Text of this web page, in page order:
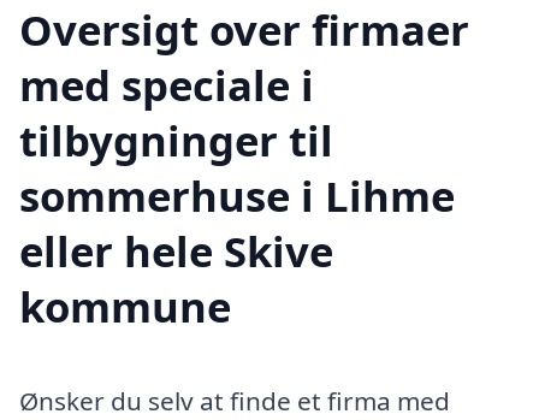
Oversigt over firmaer
med speciale i
tilbygninger til
sommerhuse i Lihme
eller hele Skive
kommune
Ønsker du selv at finde et firma med